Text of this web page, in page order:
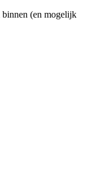
binnen (en mogelijk